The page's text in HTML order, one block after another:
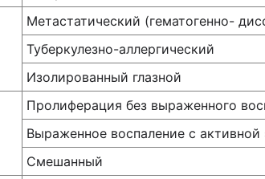
Метастатический (гематогенно-
Туберкулезно-аллергический
Изолированный глазной
Пролиферация без выраженного
Выраженное воспаление с активной
Смешанный